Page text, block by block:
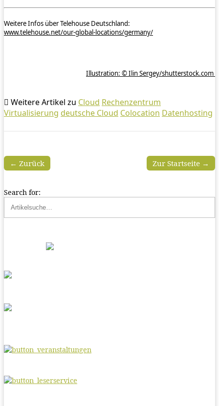
Weitere Infos über Telehouse Deutschland:
www.telehouse.net/our-global-locations/germany/
Illustration: © Ilin Sergey/shutterstock.com
Weitere Artikel zu Cloud Rechenzentrum
Virtualisierung deutsche Cloud Colocation Datenhosting
Zur Startseite →
← Zurück
Search for: